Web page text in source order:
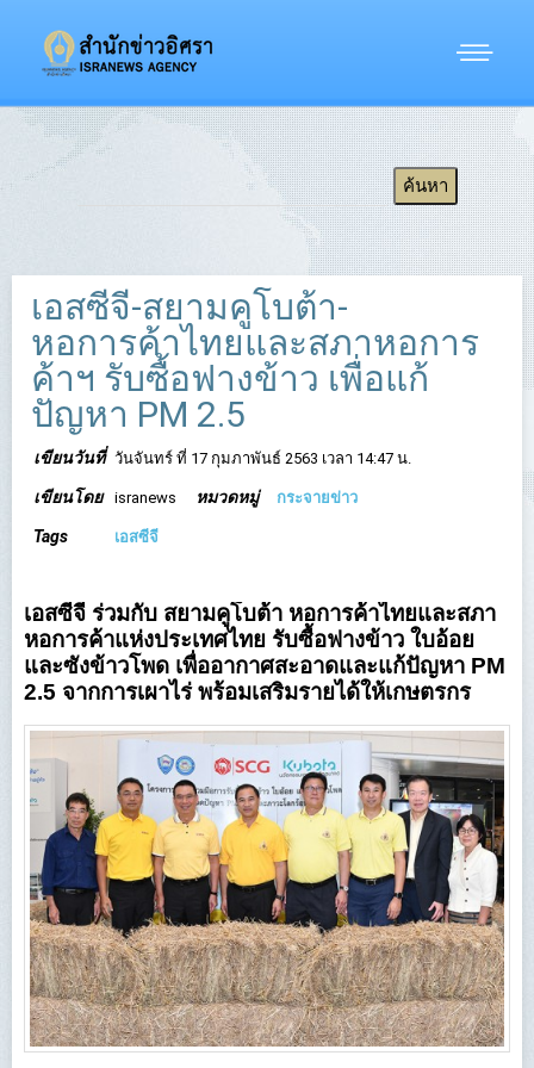
เอสซีจี-สยามคูโบต้า-
หอการค้าไทยและสภาหอการ
ค้าฯ รับซื้อฟางข้าว เพื่อแก้
ปัญหา PM 2.5
เขียนวันที่ วันจันทร์ ที่ 17 กุมภาพันธ์ 2563 เวลา 14:47 น.
เขียนโดย isranews หมวดหมู่ กระจายข่าว
Tags เอสซีจี
เอสซีจี ร่วมกับ สยามคูโบต้า หอการค้าไทยและสภา
หอการค้าแห่งประเทศไทย รับซื้อฟางข้าว ใบอ้อย
และซังข้าวโพด เพื่ออากาศสะอาดและแก้ปัญหา PM
2.5 จากการเผาไร่ พร้อมเสริมรายได้ให้เกษตรกร